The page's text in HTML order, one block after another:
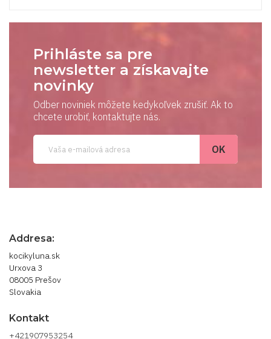
Prihláste sa pre
newsletter a získavajte
novinky
Odber noviniek môžete kedykoľvek zrušiť. Ak to
chcete urobiť, kontaktujte nás.
Addresa:
kocikyluna.sk
Urxova 3
08005 Prešov
Slovakia
Kontakt
+421907953254